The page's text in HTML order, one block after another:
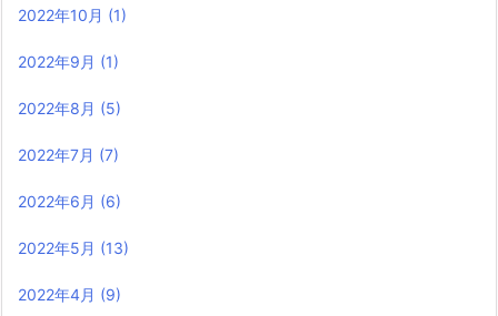
2022年10月 (1)
2022年9月 (1)
2022年8月 (5)
2022年7月 (7)
2022年6月 (6)
2022年5月 (13)
2022年4月 (9)